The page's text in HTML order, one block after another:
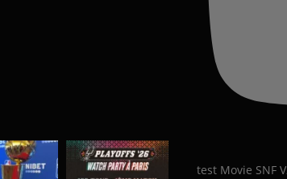
test Movie SNF